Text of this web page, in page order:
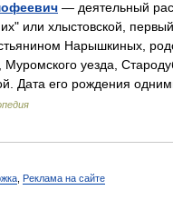
— деятельный
или хлыстовской,
Нарышкиных,
уезда,
Дата его рождения
Реклама на сайте